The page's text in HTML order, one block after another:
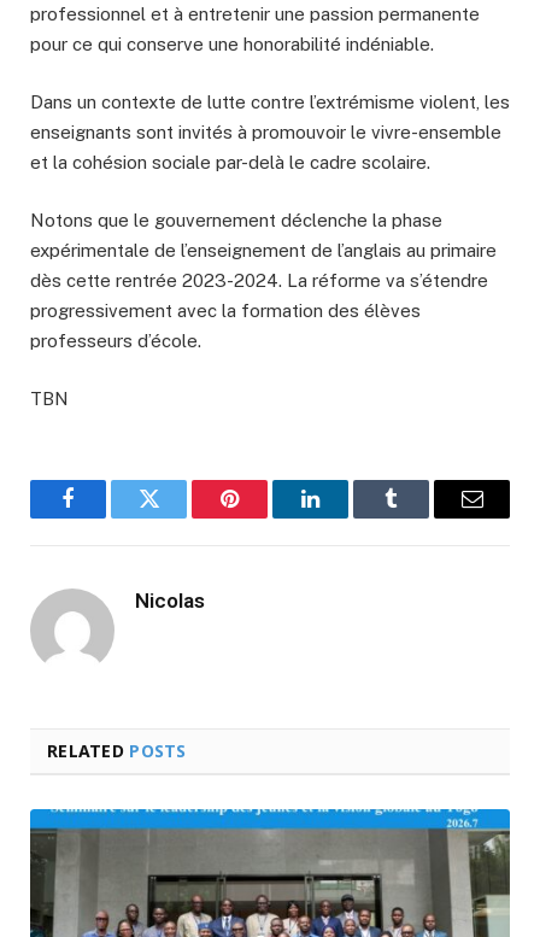
professionnel et à entretenir une passion permanente
pour ce qui conserve une honorabilité indéniable.
Dans un contexte de lutte contre l’extrémisme violent, les
enseignants sont invités à promouvoir le vivre-ensemble
et la cohésion sociale par-delà le cadre scolaire.
Notons que le gouvernement déclenche la phase
expérimentale de l’enseignement de l’anglais au primaire
dès cette rentrée 2023-2024. La réforme va s’étendre
progressivement avec la formation des élèves
professeurs d’école.
TBN
FacebookTwitter Pinterest LinkedInTumblr Email
Nicolas
RELATED POSTS